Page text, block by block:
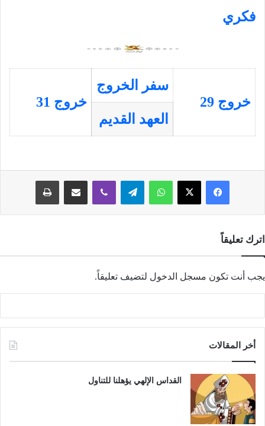
فكري
خروج 29
سفر الخروج
خروج 31
العهد القديم
فيسبوك ‫X واتساب تيلقرام ڤايبر
اترك تعليقاً
يجب أنت تكون مسجل الدخول لتضيف تعليقاً.
أخر المقالات
القداس الإلهي يؤهلنا للتناول